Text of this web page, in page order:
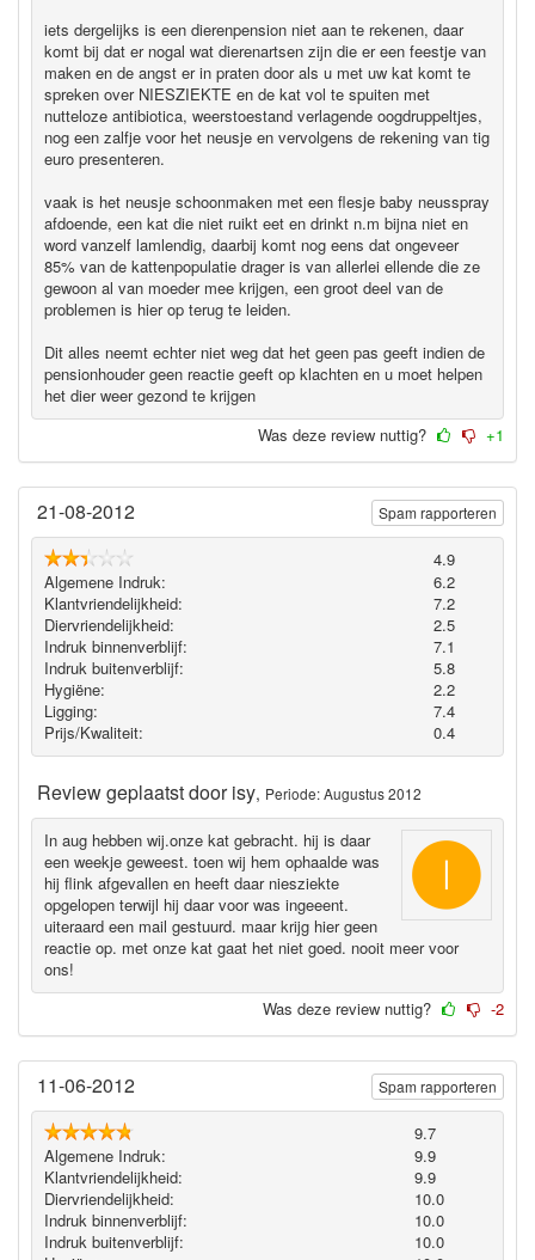
iets dergelijks is een dierenpension niet aan te rekenen, daar
komt bij dat er nogal wat dierenartsen zijn die er een feestje van
maken en de angst er in praten door als u met uw kat komt te
spreken over NIESZIEKTE en de kat vol te spuiten met
nutteloze antibiotica, weerstoestand verlagende oogdruppeltjes,
nog een zalfje voor het neusje en vervolgens de rekening van tig
euro presenteren.
vaak is het neusje schoonmaken met een flesje baby neusspray
afdoende, een kat die niet ruikt eet en drinkt n.m bijna niet en
word vanzelf lamlendig, daarbij komt nog eens dat ongeveer
85% van de kattenpopulatie drager is van allerlei ellende die ze
gewoon al van moeder mee krijgen, een groot deel van de
problemen is hier op terug te leiden.
Dit alles neemt echter niet weg dat het geen pas geeft indien de
pensionhouder geen reactie geeft op klachten en u moet helpen
het dier weer gezond te krijgen
Was deze review nuttig? +1
21-08-2012
4.9
Algemene Indruk:
6.2
Klantvriendelijkheid:
7.2
Diervriendelijkheid:
2.5
Indruk binnenverblijf:
7.1
Indruk buitenverblijf:
5.8
Hygiëne‎:
2.2
Ligging:
7.4
Prijs/Kwaliteit:
0.4
Review geplaatst doorisy, Periode: Augustus 2012
In aug hebben wij.onze kat gebracht. hij is daar
een weekje geweest. toen wij hem ophaalde was
hij flink afgevallen en heeft daar niesziekte
opgelopen terwijl hij daar voor was ingeeent.
uiteraard een mail gestuurd. maar krijg hier geen
reactie op. met onze kat gaat het niet goed. nooit meer voor
ons!
Spam rapporteren
Was deze review nuttig? -2
11-06-2012
9.7
Algemene Indruk:
9.9
Klantvriendelijkheid:
9.9
Diervriendelijkheid:
10.0
Indruk binnenverblijf:
10.0
Indruk buitenverblijf:
10.0
Spam rapporteren